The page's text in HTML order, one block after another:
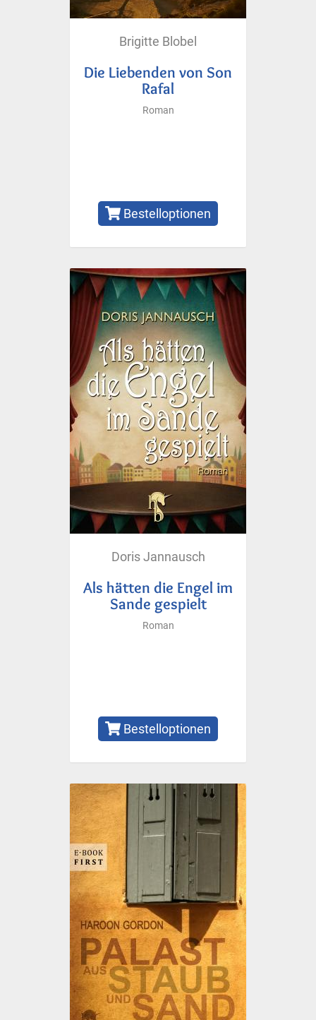
Brigitte Blobel
Die Liebenden von Son
Rafal
Roman
Bestelloptionen
Doris Jannausch
Als hätten die Engel im
Sande gespielt
Roman
Bestelloptionen